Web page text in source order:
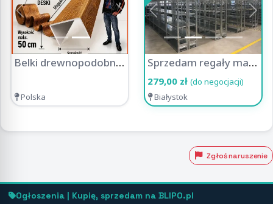
Previous Next
Belki drewnopodobne Plastmaker - dekoracja z charakterem
Polska
Previous Next
Sprzedam regały magazynowe, metalowe od 279zł (MS REGAŁY)
279,00 zł (do negocjacji)
Białystok
Zgłoś naruszenie
Ogłoszenia | Kupię, sprzedam na BLIPO.pl